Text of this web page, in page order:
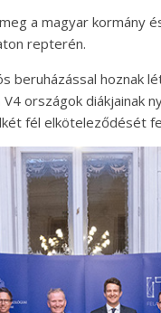
a magyar kormány
repterén.
beruházással hoznak
országok diákjainak
fél elköteleződését